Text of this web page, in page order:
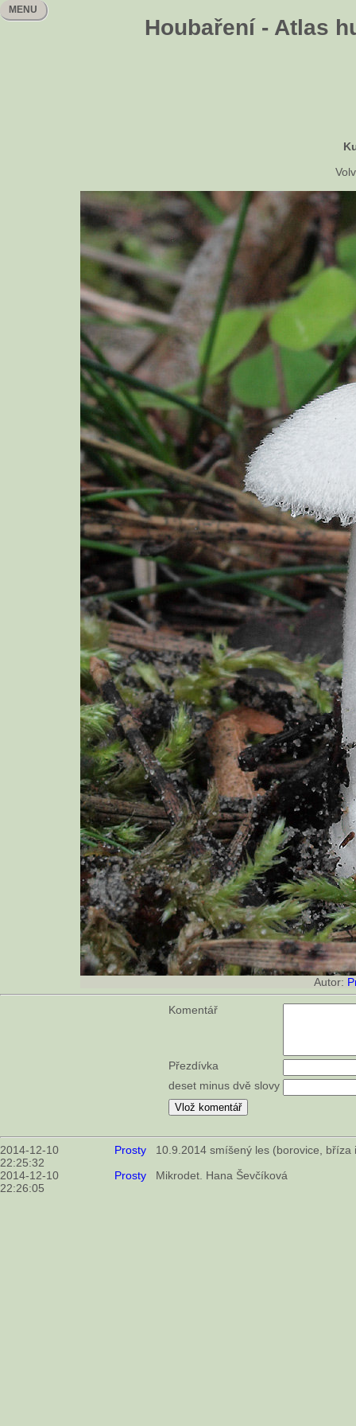
Houbaření - Atlas
MENU
Autor:
Komentář
Přezdívka
deset minus dvě slovy
2014-12-10
22:25:32
Prosty
10.9.2014 smíšený les (borovice,
2014-12-10
22:26:05
Prosty Mikrodet. Hana Ševčíková